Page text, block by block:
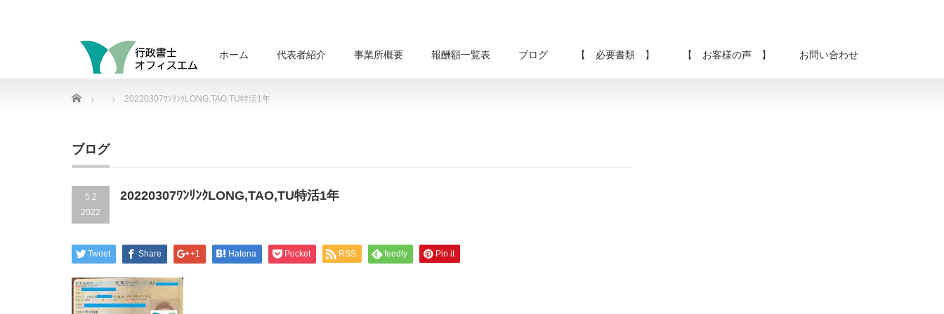
ホーム 代表者紹介 事業所概要 報酬額一覧表 ブログ 【 必要書類 】 【 お客様の声 】 お問い合わせ
Home 20220307ﾜﾝﾘﾝｸLONG,TAO,TU特活1年
ブログ
5.2
2022
20220307ﾜﾝﾘﾝｸLONG,TAO,TU特活1年
Tweet Share +1 Hatena Pocket RSS feedly Pin it